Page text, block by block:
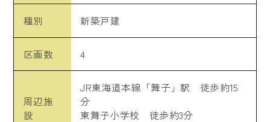
種別 新築戸建
区画数 4
周辺施
設
JR東海道本線「舞子」駅 徒歩約15
分
東舞子小学校 徒歩約3分